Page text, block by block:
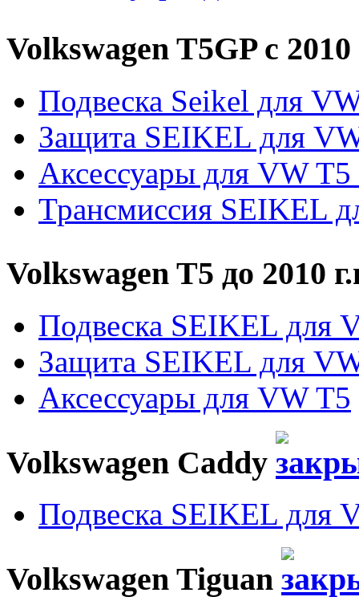
Volkswagen T5GP c
Подвеска Seikel для
Защита SEIKEL для
Аксессуары для VW T5
Трансмиссия SEIKEL
Volkswagen T5 до 2010
Подвеска SEIKEL для
Защита SEIKEL для
Аксессуары для VW T5
Volkswagen Caddy
Подвеска SEIKEL для
Volkswagen Tiguan